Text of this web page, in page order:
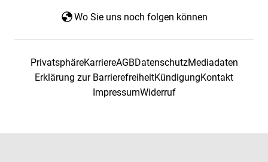
Wo Sie uns noch folgen können
PrivatsphäreKarriereAGBDatenschutzMediadaten
Erklärung zur BarrierefreiheitKündigungKontakt
ImpressumWiderruf